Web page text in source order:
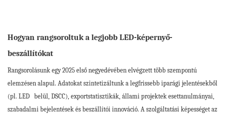
Hogyan rangsoroltuk a legjobb LED-képernyő-
beszállítókat
Rangsorolásunk egy 2025 első negyedévében elvégzett több szempontú
elemzésen alapul. Adatokat szintetizáltunk a legfrissebb iparági jelentésekből
(pl. LED belül, DSCC), exportstatisztikák, állami projektek esettanulmányai,
szabadalmi bejelentések és beszállítói innováció. A szolgáltatási képességet az